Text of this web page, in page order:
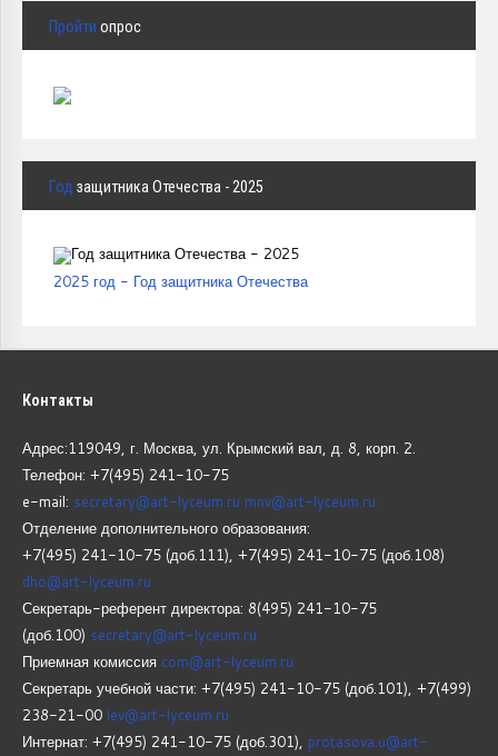
Пройти опрос
Год защитника Отечества - 2025
2025 год - Год защитника Отечества
Контакты
Адрес:119049, г. Москва, ул. Крымский вал, д. 8, корп. 2.
Телефон: +7(495) 241-10-75
e-mail: secretary@art-lyceum.ru mnv@art-lyceum.ru
Отделение дополнительного образования:
+7(495) 241-10-75 (доб.111), +7(495) 241-10-75 (доб.108)
dho@art-lyceum.ru
Секретарь-референт директора: 8(495) 241-10-75
(доб.100) secretary@art-lyceum.ru
Приемная комиссия com@art-lyceum.ru
Секретарь учебной части: +7(495) 241-10-75 (доб.101), +7(499)
238-21-00 lev@art-lyceum.ru
Интернат: +7(495) 241-10-75 (доб.301), protasova.u@art-